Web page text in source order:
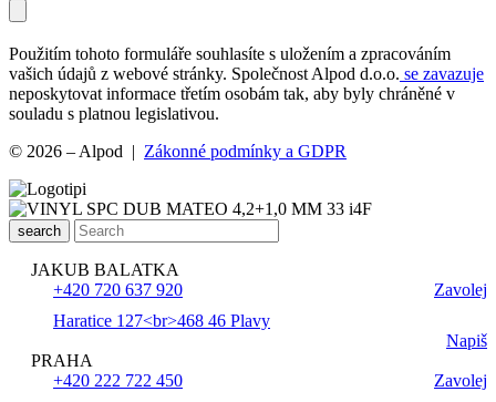
Použitím tohoto formuláře souhlasíte s uložením a zpracováním
vašich údajů z webové stránky. Společnost Alpod d.o.o. se zavazuje
neposkytovat informace třetím osobám tak, aby byly chráněné v
souladu s platnou legislativou.
© 2026 – Alpod | Zákonné podmínky a GDPR
search
JAKUB BALATKA
+420 720 637 920
Zavolej
Haratice 127<br>468 46 Plavy
Napiš
PRAHA
+420 222 722 450
Zavolej